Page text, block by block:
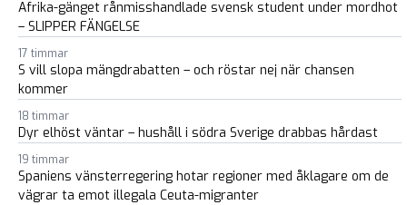
Afrika-gänget rånmisshandlade svensk student under mordhot
– SLIPPER FÄNGELSE
17 timmar
S vill slopa mängdrabatten – och röstar nej när chansen
kommer
18 timmar
Dyr elhöst väntar – hushåll i södra Sverige drabbas hårdast
19 timmar
Spaniens vänsterregering hotar regioner med åklagare om de
vägrar ta emot illegala Ceuta-migranter